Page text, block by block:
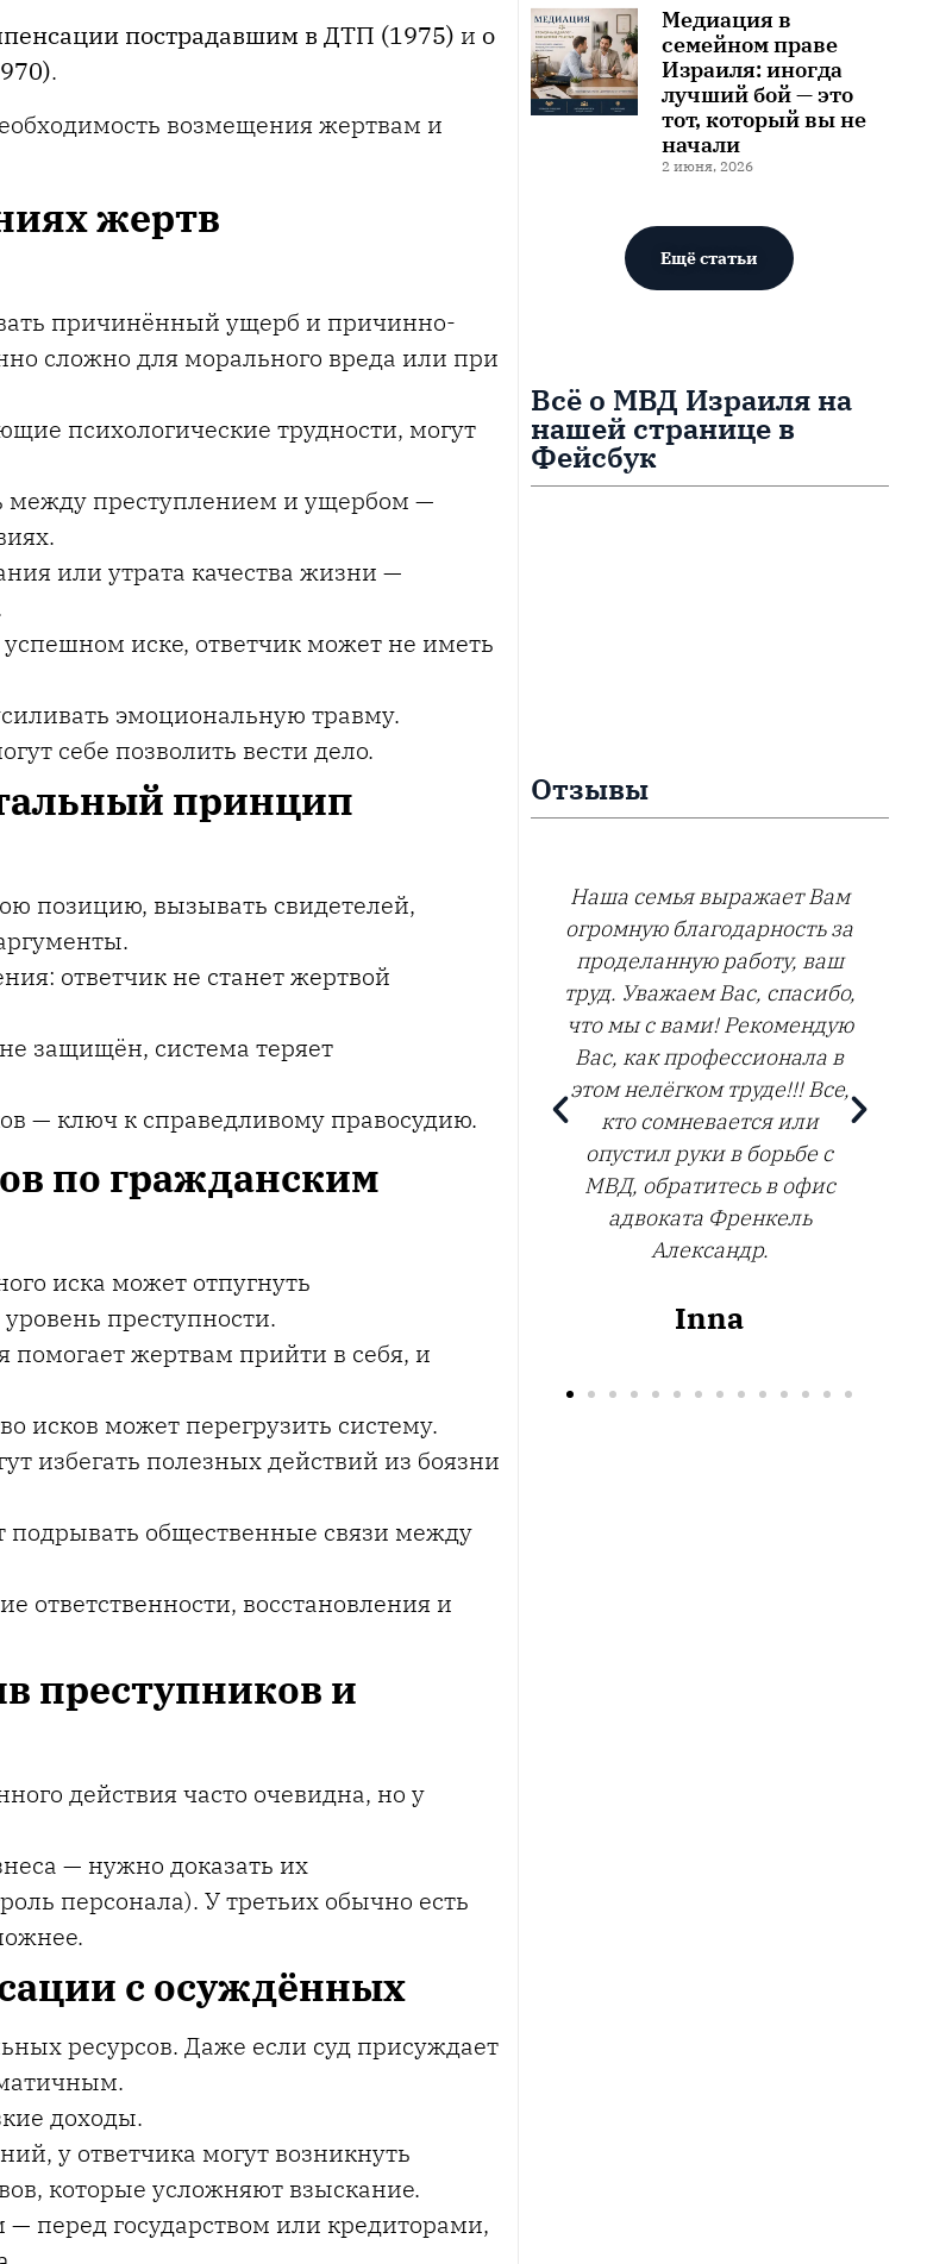
пострадавшим в ДТП (1975) и о
.
возмещения жертвам и
жертв
причинённый ущерб и причинно-
сложно для морального вреда или при
психологические трудности, могут
между преступлением и ущербом —
или утрата качества жизни —
иске, ответчик может не иметь
эмоциональную травму.
себе позволить вести дело.
принцип
позицию, вызывать свидетелей,
ответчик не станет жертвой
защищён, система теряет
— ключ к справедливому правосудию.
по гражданским
иска может отпугнуть
преступности.
помогает жертвам прийти в себя, и
исков может перегрузить систему.
избегать полезных действий из боязни
подрывать общественные связи между
ответственности, восстановления и
преступников и
действия часто очевидна, но у
— нужно доказать их
персонала). У третьих обычно есть
с осуждённых
ресурсов. Даже если суд присуждает
доходы.
у ответчика могут возникнуть
которые усложняют взыскание.
перед государством или кредиторами,
Медиация в
семейном праве
Израиля: иногда
лучший бой — это
тот, который вы не
начали
2 июня, 2026
Ещё статьи
Всё о МВД Израиля на
нашей странице в
Фейсбук
Отзывы
от
лучшие. Если
то только такой
Наша семья выражает Вам
проделанную работу, ваш
труд. Уважаем Вас, спасибо,
Вас, как профессионала в
кто сомневается или
МВД, обратитесь в офис
Молодцы, вы лучший в
своём деле.
Виктория